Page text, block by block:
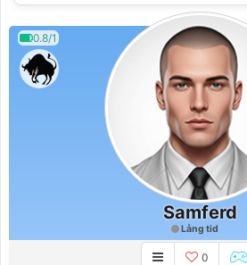
💕
0.8/1
Samferd
Lång tid
0